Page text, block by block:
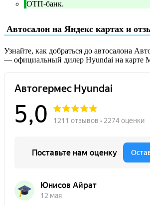
ОТП-банк.
Автосалон на Яндекс картах и
Узнайте, как добраться до автосалона
— официальный дилер Hyundai на карте